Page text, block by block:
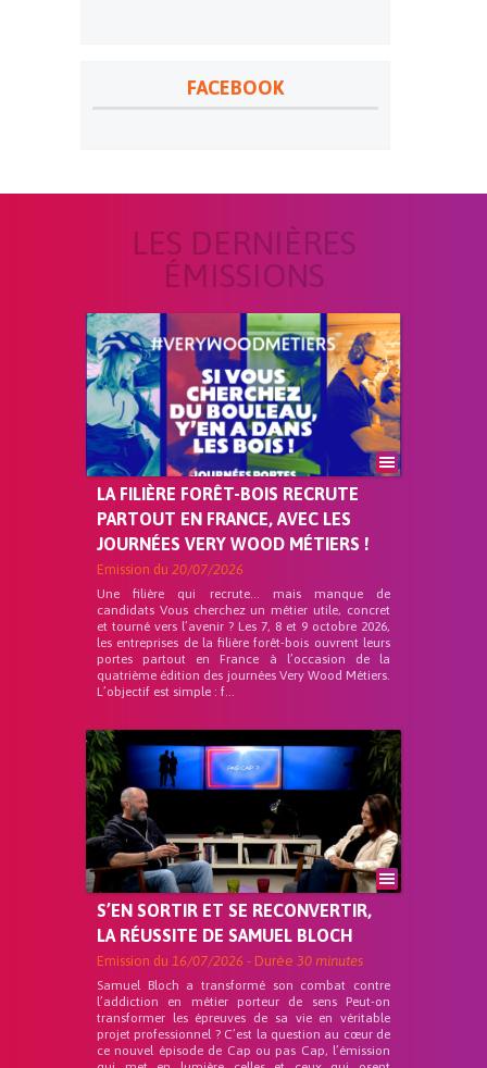
FACEBOOK
LES DERNIÈRES
ÉMISSIONS
LA FILIÈRE FORÊT-BOIS RECRUTE
PARTOUT EN FRANCE, AVEC LES
JOURNÉES VERY WOOD MÉTIERS !
Emission du 20/07/2026
Une filière qui recrute… mais manque de
candidats Vous cherchez un métier utile, concret
et tourné vers l’avenir ? Les 7, 8 et 9 octobre 2026,
les entreprises de la filière forêt-bois ouvrent leurs
portes partout en France à l’occasion de la
quatrième édition des journées Very Wood Métiers.
L’objectif est simple : f...
S’EN SORTIR ET SE RECONVERTIR,
LA RÉUSSITE DE SAMUEL BLOCH
Emission du 16/07/2026 - Durée 30 minutes
Samuel Bloch a transformé son combat contre
l’addiction en métier porteur de sens Peut-on
transformer les épreuves de sa vie en véritable
projet professionnel ? C’est la question au cœur de
ce nouvel épisode de Cap ou pas Cap, l’émission